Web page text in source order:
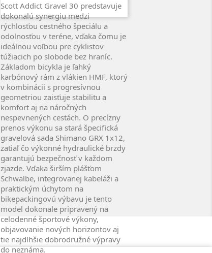
Scott Addict Gravel 30 predstavuje
dokonalú synergiu medzi
rýchlosťou cestného špeciálu a
odolnosťou v teréne, vďaka čomu je
ideálnou voľbou pre cyklistov
túžiacich po slobode bez hraníc.
Základom bicykla je ľahký
karbónový rám z vlákien HMF, ktorý
v kombinácii s progresívnou
geometriou zaisťuje stabilitu a
komfort aj na náročných
nespevnených cestách. O precízny
prenos výkonu sa stará špecifická
gravelová sada Shimano GRX 1x12,
zatiaľ čo výkonné hydraulické brzdy
garantujú bezpečnosť v každom
zjazde. Vďaka širším plášťom
Schwalbe, integrovanej kabeláži a
praktickým úchytom na
bikepackingovú výbavu je tento
model dokonale pripravený na
celodenné športové výkony,
objavovanie nových horizontov aj
tie najdlhšie dobrodružné výpravy
do neznáma.